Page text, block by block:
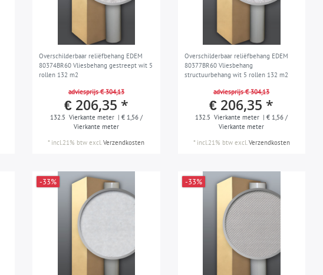
Overschilderbaar reliëfbehang EDEM
80374BR60 Vliesbehang gestreept wit 5
rollen 132 m2
adviesprijs € 304,13
€ 206,35 *
132.5 Vierkante meter | € 1,56 /
Vierkante meter
* incl.21% btw excl.Verzendkosten
Overschilderbaar reliëfbehang EDEM
80377BR60 Vliesbehang
structuurbehang wit 5 rollen 132 m2
adviesprijs € 304,13
€ 206,35 *
132.5 Vierkante meter | € 1,56 /
Vierkante meter
* incl.21% btwexcl.Verzendkosten
-33% -33%